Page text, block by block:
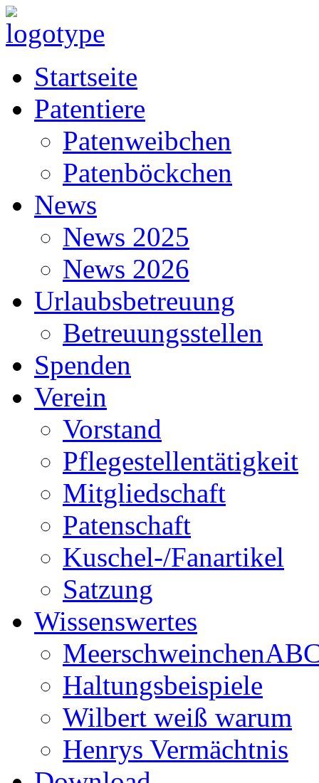
Startseite
Patentiere
Patenweibchen
Patenböckchen
News
News 2025
News 2026
Urlaubsbetreuung
Betreuungsstellen
Spenden
Verein
Vorstand
Pflegestellentätigkeit
Mitgliedschaft
Patenschaft
Kuschel-/Fanartikel
Satzung
Wissenswertes
Haltungsbeispiele
Wilbert weiß warum
Henrys Vermächtnis